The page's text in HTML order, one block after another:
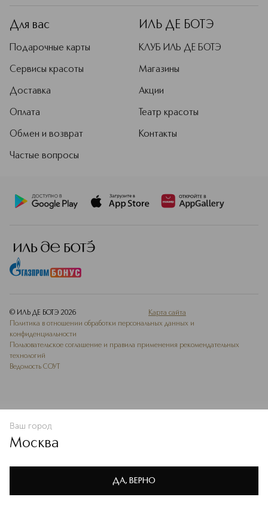
Политике конфиденциальности
В КОРЗИНУ
Для вас
Подарочные карты
Сервисы красоты
Доставка
Оплата
Обмен и возврат
Частые вопросы
ИЛЬ ДЕ БОТЭ
КЛУБ ИЛЬ ДЕ БОТЭ
Магазины
Акции
Театр красоты
Контакты
© ИЛЬ ДЕ БОТЭ 2026
Карта сайта
Политика в отношении обработки персональных данных и
конфиденциальности
Пользовательское соглашение и правила применения рекомендательных
технологий
Ведомость СОУТ
Ваш город
Москва
ДА, ВЕРНО